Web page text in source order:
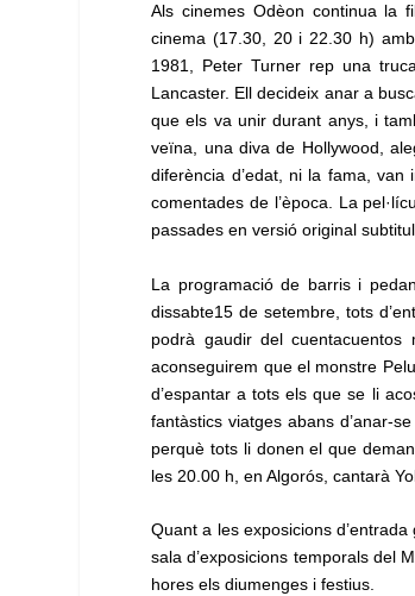
Als cinemes Odèon continua la
cinema (17.30, 20 i 22.30 h)
1981, Peter Turner rep una
Lancaster. Ell decideix anar a
que els va unir durant anys, i
veïna, una diva de Hollywood,
diferència d’edat, ni la fama,
comentades de l’època. La
passades en versió original
La programació de barris i
dissabte15 de setembre, tots
podrà gaudir del cuentacuentos
aconseguirem que el monstre
d’espantar a tots els que se li
fantàstics viatges abans d’anar-
perquè tots li donen el que
les 20.00 h, en Algorós, cantarà
Quant a les exposicions
sala d’exposicions temporals del
hores els diumenges i festius.